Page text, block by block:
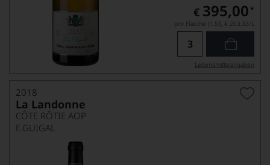
€ 395,00 *
pro Flasche (1.5l), € 263,33/L
Lebensmittel­angaben
2018
La Landonne
CÔTE RÔTIE AOP
E.GUIGAL